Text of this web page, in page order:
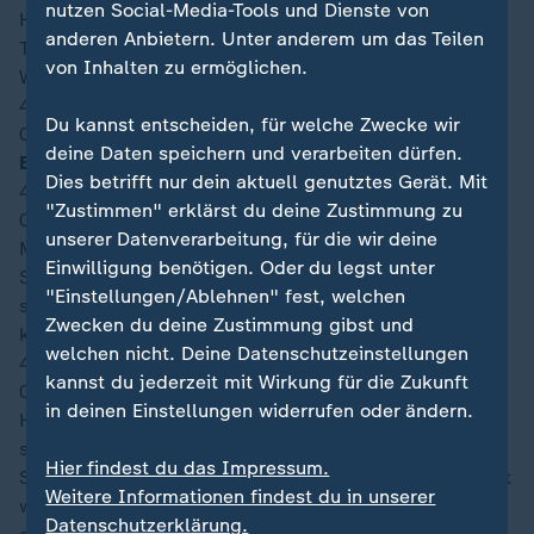
Halbzeit zwei noch zum Ausgleich oder startet der
Titelverteidiger mit einem Sieg in die
Weltmeisterschaft 2026?
45′
03:52
Ende 1. Halbzeit
45′+5
03:52
Messi bringt noch einmal einen Freistoß von der linken
Seite scharf und hoch an den ersten Pfosten. Dort
schraubt sich Mac Allister hoch und nickt das Leder
knapp links am Tor vorbei.
45′+4
03:52
Hadj Moussa bekommt auf rechts mal an den Ball und
schießt aus rund 17 Metern einfach mal mit rechts ab.
Sein Schuss wird noch abgefälscht, komt aber so nicht
wirklich gefährlich vors Tor und Emiliano Martínez ist
nutzen Social-Media-Tools und Dienste von
anderen Anbietern. Unter anderem um das Teilen
von Inhalten zu ermöglichen.
Du kannst entscheiden, für welche Zwecke wir
deine Daten speichern und verarbeiten dürfen.
Dies betrifft nur dein aktuell genutztes Gerät. Mit
"Zustimmen" erklärst du deine Zustimmung zu
unserer Datenverarbeitung, für die wir deine
Einwilligung benötigen. Oder du legst unter
"Einstellungen/Ablehnen" fest, welchen
Zwecken du deine Zustimmung gibst und
welchen nicht. Deine Datenschutzeinstellungen
kannst du jederzeit mit Wirkung für die Zukunft
in deinen Einstellungen widerrufen oder ändern.
Hier findest du das Impressum.
Weitere Informationen findest du in unserer
Datenschutzerklärung.